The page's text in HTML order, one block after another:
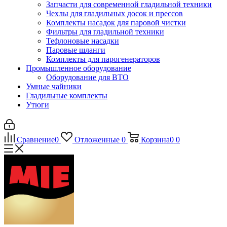
Запчасти для современной гладильной техники
Чехлы для гладильных досок и прессов
Комплекты насадок для паровой чистки
Фильтры для гладильной техники
Тефлоновые насадки
Паровые шланги
Комплекты для парогенераторов
Промышленное оборудование
Оборудование для ВТО
Умные чайники
Гладильные комплекты
Утюги
Сравнение0 Отложенные 0 Корзина0 0